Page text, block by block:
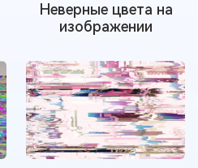
Неверные цвета на
изображении